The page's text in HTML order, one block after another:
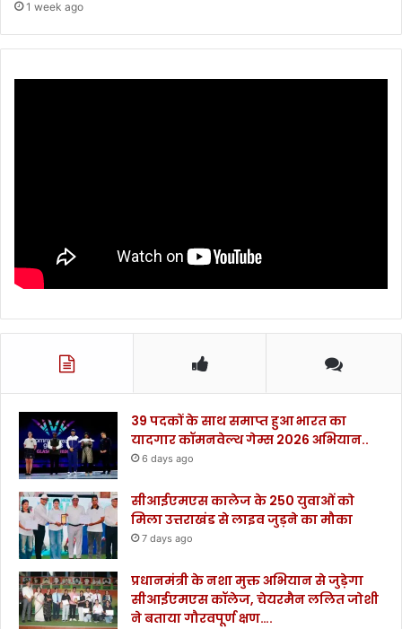
1 week ago
39 पदकों के साथ समाप्त हुआ भारत का
यादगार कॉमनवेल्थ गेम्स 2026 अभियान..
6 days ago
सीआईएमएस कालेज के 250 युवाओं को
मिला उत्तराखंड से लाइव जुड़ने का मौका
7 days ago
प्रधानमंत्री के नशा मुक्त अभियान से जुड़ेगा
सीआईएमएस कॉलेज, चेयरमैन ललित जोशी
ने बताया गौरवपूर्ण क्षण….